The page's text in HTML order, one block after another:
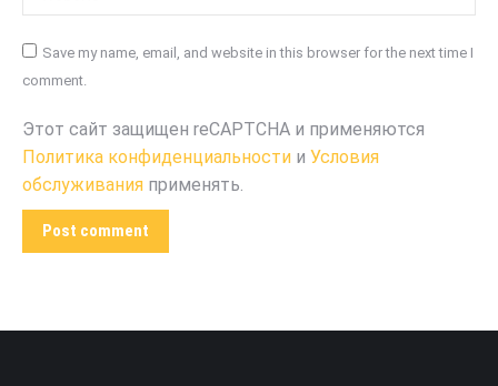
Save my name, email, and website in this browser for the next time I
comment.
Этот сайт защищен reCAPTCHA и применяются
Политика конфиденциальности и Условия
обслуживания применять.
Post comment